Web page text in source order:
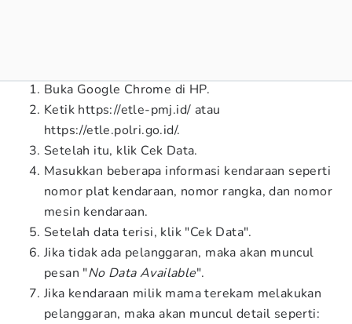
Buka Google Chrome di HP.
Ketik https://etle-pmj.id/ atau
https://etle.polri.go.id/.
Setelah itu, klik Cek Data.
Masukkan beberapa informasi kendaraan seperti
nomor plat kendaraan, nomor rangka, dan nomor
mesin kendaraan.
Setelah data terisi, klik "Cek Data".
Jika tidak ada pelanggaran, maka akan muncul
pesan "No Data Available".
Jika kendaraan milik mama terekam melakukan
pelanggaran, maka akan muncul detail seperti: